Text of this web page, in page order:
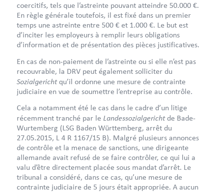
coercitifs, tels que l’astreinte pouvant atteindre 50.000 €.
En règle générale toutefois, il est fixé dans un premier
temps une astreinte entre 500 € et 1.000 €. Le but est
d’inciter les employeurs à remplir leurs obligations
d’information et de présentation des pièces justificatives.
En cas de non-paiement de l’astreinte ou si elle n’est pas
recouvrable, la DRV peut également solliciter du
Sozialgerichtqu’il ordonne une mesure de contrainte
judiciaire en vue de soumettre l’entreprise au contrôle.
Cela a notamment été le cas dans le cadre d’un litige
récemment tranché par le Landessozialgerichtde Bade-
Wurtemberg (LSG Baden Württemberg, arrêt du
27.05.2015, L 4 R 1167/15 B). Malgré plusieurs annonces
de contrôle et la menace de sanctions, une dirigeante
allemande avait refusé de se faire contrôler, ce qui lui a
valu d’être directement placée sous mandat d’arrêt. Le
tribunal a considéré, dans ce cas, qu’une mesure de
contrainte judiciaire de 5 jours était appropriée. A aucun